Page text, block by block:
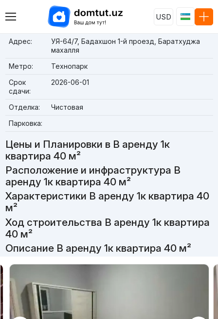
USD
Адрес:
УЯ-64/7, Бадахшон 1-й проезд, Баратхуджа
махалля
Метро:
Технопарк
Срок
сдачи:
2026-06-01
Отделка:
Чистовая
Парковка:
Цены и Планировки в В аренду 1к
квартира 40 м²
Расположение и инфраструктура В
аренду 1к квартира 40 м²
Характеристики В аренду 1к квартира 40
м²
Ход строительства В аренду 1к квартира
40 м²
Описание В аренду 1к квартира 40 м²